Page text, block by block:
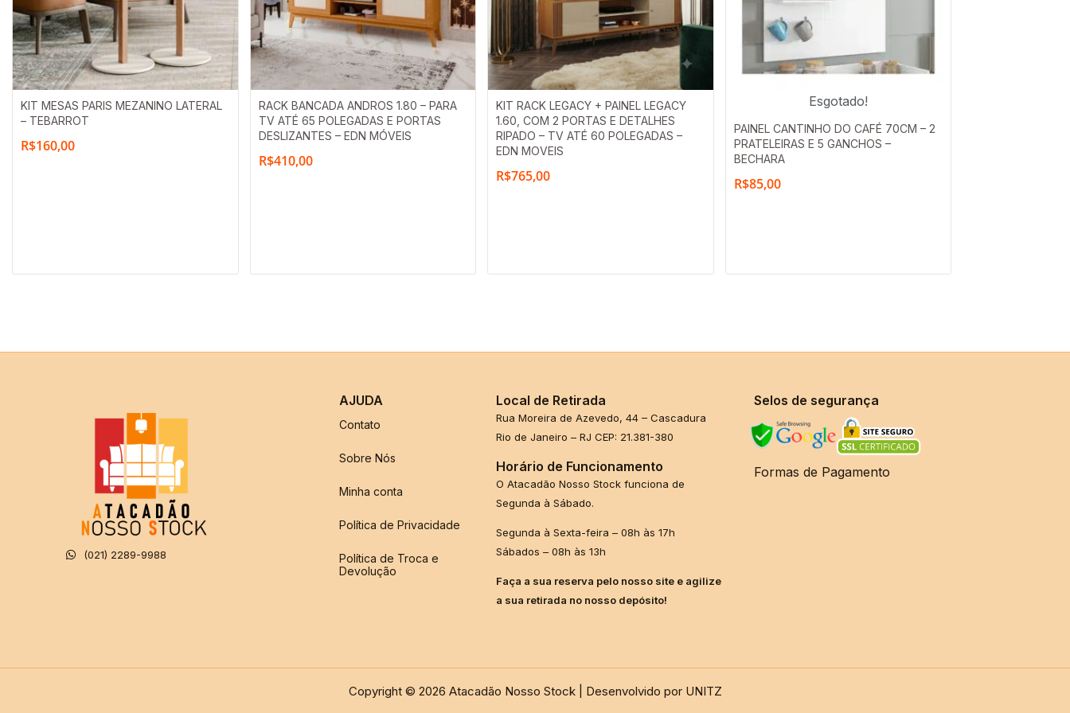
KIT MESAS PARIS MEZANINO LATERAL
– TEBARROT
R$160,00
RACK BANCADA ANDROS 1.80 – PARA
TV ATÉ 65 POLEGADAS E PORTAS
DESLIZANTES – EDN MÓVEIS
R$410,00
KIT RACK LEGACY + PAINEL LEGACY
1.60, COM 2 PORTAS E DETALHES
RIPADO – TV ATÉ 60 POLEGADAS –
EDN MOVEIS
R$765,00
Esgotado!
PAINEL CANTINHO DO CAFÉ 70CM – 2
PRATELEIRAS E 5 GANCHOS –
BECHARA
R$85,00
(021) 2289-9988
AJUDA
Contato
Sobre Nós
Minha conta
Política de Privacidade
Política de Troca e
Devolução
Local de Retirada
Rua Moreira de Azevedo, 44 – Cascadura
Rio de Janeiro – RJ CEP: 21.381-380
Horário de Funcionamento
O Atacadão Nosso Stock funciona de
Segunda à Sábado.
Segunda à Sexta-feira – 08h às 17h
Sábados – 08h às 13h
Faça a sua reserva pelo nosso site e agilize
a sua retirada no nosso depósito!
Selos de segurança
Formas de Pagamento
Copyright © 2026 Atacadão Nosso Stock | Desenvolvido por UNITZ